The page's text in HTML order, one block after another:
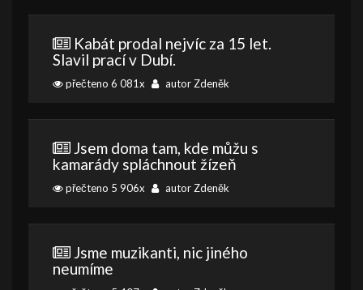
Kabát prodal nejvíc za 15 let.
Slavil prací v Dubí.
přečteno 6 081x autor Zdeněk
Jsem doma tam, kde můžu s
kamarády spláchnout žízeň
přečteno 5 906x autor Zdeněk
Jsme muzikanti, nic jiného
neumíme